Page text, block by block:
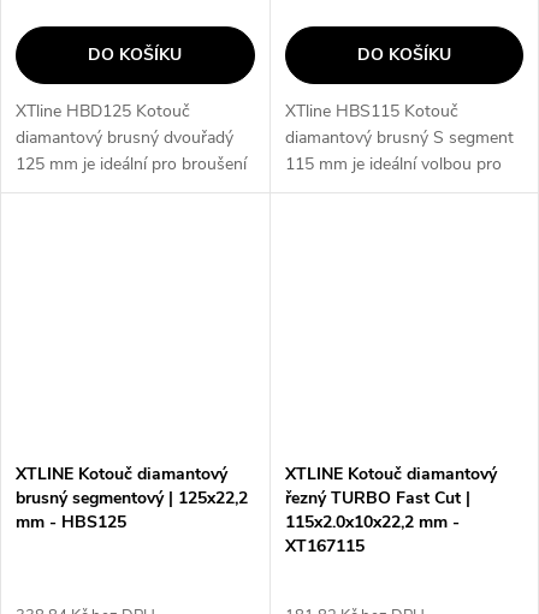
DO KOŠÍKU
XTline HBD125 Kotouč
diamantový brusný dvouřadý
125 mm je ideální pro broušení
tvrdých materiálů (beton,
DO KOŠÍKU
XTline HBS115 Kotouč
diamantový brusný S segment
115 mm je ideální volbou pro
precizní opracování a broušení
XTLINE Kotouč diamantový
brusný segmentový | 125x22,2
mm - HBS125
XTLINE Kotouč diamantový
řezný TURBO Fast Cut |
115x2.0x10x22,2 mm -
XT167115